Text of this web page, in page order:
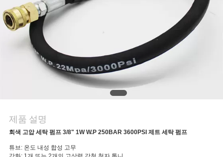
문
소
식
제품 설명
회색 고압 세탁 펌프 3/8" 1W W.P 250BAR 3600PSI 제트 세탁 펌프
튜브: 온도 내성 합성 고무